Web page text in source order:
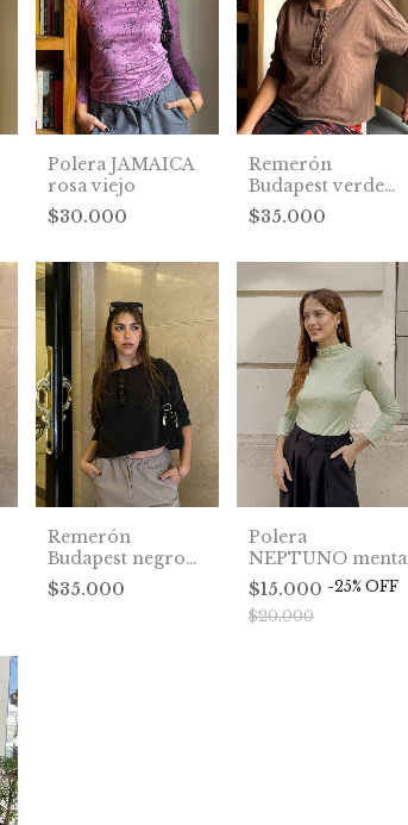
Polera JAMAICA
rosa viejo
$30.000
Remerón
Budapest verde
militar
$35.000
Remerón
Budapest negro
lavado
$35.000
Polera
NEPTUNO menta
$15.000 -25% OFF
$20.000